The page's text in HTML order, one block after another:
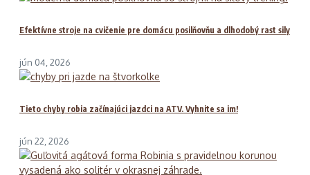
Efektívne stroje na cvičenie pre domácu posilňovňu a dlhodobý rast sily
jún 04, 2026
Tieto chyby robia začínajúci jazdci na ATV. Vyhnite sa im!
jún 22, 2026